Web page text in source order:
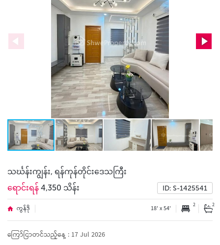
သင်္ဃန်းကျွန်း, ရန်ကုန်တိုင်းဒေသကြီး
ရောင်းရန် 4,350 သိန်း ID: S-1425541
ကွန်ဒို 18' x 54' 2 2
ကြော်ငြာတင်သည့်နေ့ : 17 Jul 2026